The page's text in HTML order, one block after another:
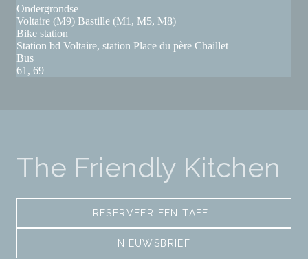
Ondergrondse
Voltaire (M9) Bastille (M1, M5, M8)
Bike station
Station bd Voltaire, station Place du père Chaillet
Bus
61, 69
The Friendly Kitchen
RESERVEER EEN TAFEL
NIEUWSBRIEF